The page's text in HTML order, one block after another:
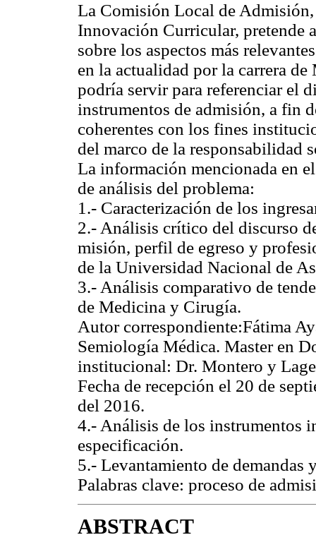
La Comisión Local de
Innovación Curricular, pretende
sobre los aspectos más
en la actualidad por la carrera
podría servir para referenciar el
instrumentos de admisión, a fin
coherentes con los fines
del marco de la responsabilidad
La información mencionada en
de análisis del problema:
1.- Caracterización de los
2.- Análisis crítico del discurso
misión, perfil de egreso y
de la Universidad Nacional de
3.- Análisis comparativo de
de Medicina y Cirugía.
Autor correspondiente:Fátima
Semiología Médica. Master en
institucional: Dr. Montero y
Fecha de recepción el 20 de
del 2016.
4.- Análisis de los instrumentos
especificación.
5.- Levantamiento de demandas
Palabras clave: proceso de
ABSTRACT